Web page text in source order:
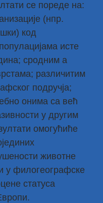
се пореде на:
(нпр.
код
исте
сродним а
различитим
подручја;
онима са већ
у другим
омогућиће
животне
у филогеографске
статуса